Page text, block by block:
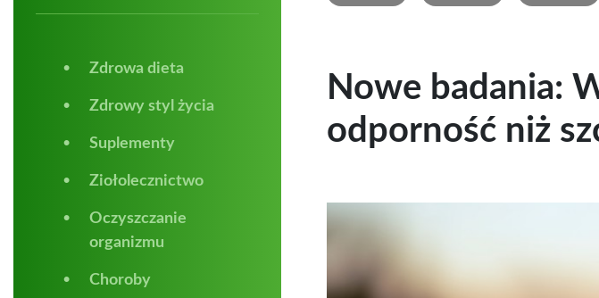
Zdrowa dieta
Zdrowy styl życia
Suplementy
Ziołolecznictwo
Oczyszczanie
organizmu
Choroby
Nowe badania:
odporność niż